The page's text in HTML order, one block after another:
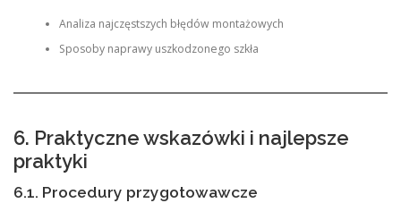
Analiza najczęstszych błędów montażowych
Sposoby naprawy uszkodzonego szkła
6. Praktyczne wskazówki i najlepsze
praktyki
6.1. Procedury przygotowawcze